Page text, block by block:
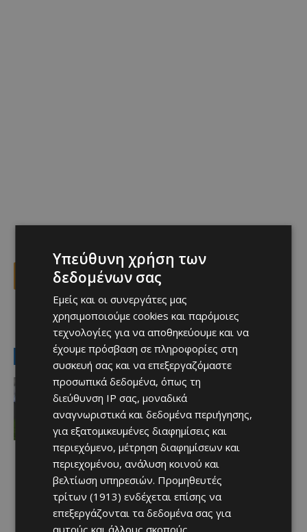
Facebook X
ΑΠΟΛΛΩΝ ΧΑΜΠΗΣ ΕΥΡΙΠΙΔΟΥ
LATEST NEWS
Αθλητικά - Επικαιρότητα
Παραμένει ο Ενρίκες – Παίρνει και
Χάιρο
Afentiko - 06/08/2026
Υπεύθυνη χρήση των
δεδομένων σας
Εμείς και οι συνεργάτες μας
χρησιμοποιούμε cookies και παρόμοιες
τεχνολογίες για να αποθηκεύουμε και να
έχουμε πρόσβαση σε πληροφορίες στη
συσκευή σας και να επεξεργαζόμαστε
προσωπικά δεδομένα, όπως τη
διεύθυνση IP σας, μοναδικά
αναγνωριστικά και δεδομένα περιήγησης,
για εξατομικευμένες διαφημίσεις και
περιεχόμενο, μέτρηση διαφημίσεων και
περιεχομένου, ανάλυση κοινού και
βελτίωση υπηρεσιών. Προμηθευτές
τρίτων (1913) ενδέχεται επίσης να
επεξεργάζονται τα δεδομένα σας για
αυτούς και άλλους σκοπούς,